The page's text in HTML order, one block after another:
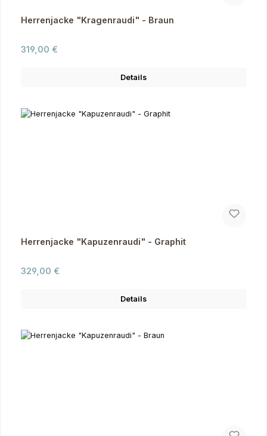
Herrenjacke "Kragenraudi" - Braun
Regulärer Preis:
319,00 €
Details
Herrenjacke "Kapuzenraudi" - Graphit
Regulärer Preis:
329,00 €
Details